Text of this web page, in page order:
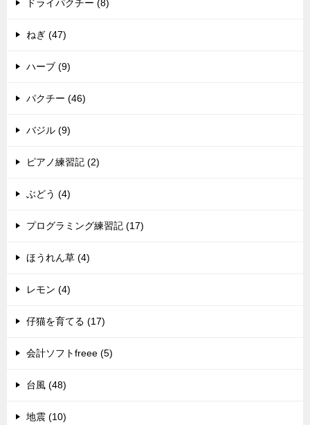
ドライパクチー (8)
ねぎ (47)
ハーブ (9)
パクチー (46)
バジル (9)
ピアノ練習記 (2)
ぶどう (4)
プログラミング練習記 (17)
ほうれん草 (4)
レモン (4)
仔猫を育てる (17)
会計ソフトfreee (5)
台風 (48)
地震 (10)